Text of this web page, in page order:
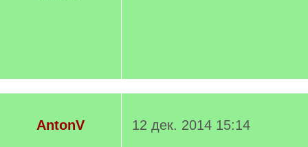
AntonV
12 дек. 2014 15:14